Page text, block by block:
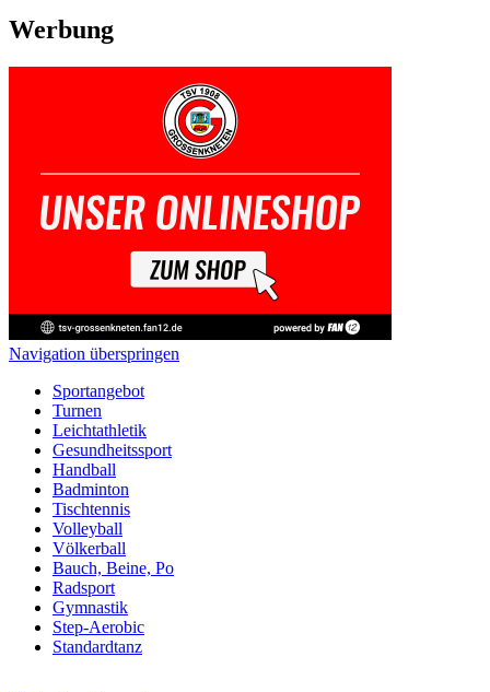
Werbung
Navigation überspringen
Sportangebot
Turnen
Leichtathletik
Gesundheitssport
Handball
Badminton
Tischtennis
Volleyball
Völkerball
Bauch, Beine, Po
Radsport
Gymnastik
Step-Aerobic
Standardtanz